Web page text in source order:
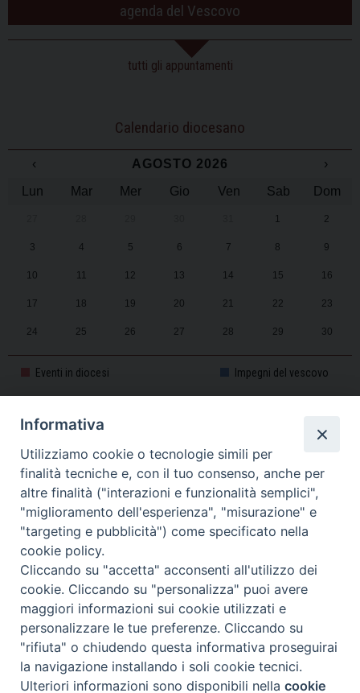
agenda del Vescovo
tutti gli appuntamenti
Calendario diocesano
‹ AGOSTO 2026
›
Lun
Mar Mer Gio Ven Sab Dom
1 2
3 4 5 6 7 8 9
10 11 12 13 14 15 16
17 18 19 20 21 22 23
24 25 26 27 28 29 30
31 1 2 3 4 5 6
Eventi in diocesi Impegni del vescovo
CALENDARIO PASTORALE 2025-2026
Piazza Duomo, 11 - 27100 Pavia - Tel. 0382.386511 - Fax
0382.386525 -servizigenerali@diocesi.pavia.it -Privacy policy
Twitter
Informativa
Utilizziamo cookie o tecnologie simili per
finalità tecniche e, con il tuo consenso, anche per
altre finalità ("interazioni e funzionalità semplici",
"miglioramento dell'esperienza", "misurazione" e
"targeting e pubblicità") come specificato nella
cookie policy.
Cliccando su "accetta" acconsenti all'utilizzo dei
cookie. Cliccando su "personalizza" puoi avere
maggiori informazioni sui cookie utilizzati e
personalizzare le tue preferenze. Cliccando su
"rifiuta" o chiudendo questa informativa proseguirai
la navigazione installando i soli cookie tecnici.
Ulteriori informazioni sono disponibili nellacookie